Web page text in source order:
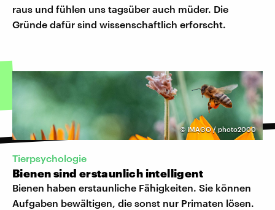
raus und fühlen uns tagsüber auch müder. Die
Gründe dafür sind wissenschaftlich erforscht.
© IMAGO / photo2000
Tierpsychologie
Bienen sind erstaunlich intelligent
Bienen haben erstaunliche Fähigkeiten. Sie können
Aufgaben bewältigen, die sonst nur Primaten lösen.